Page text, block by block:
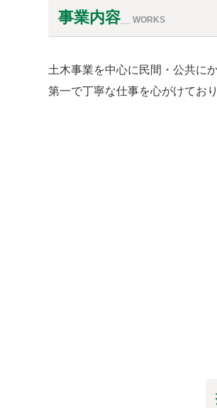
事業内容__ WORKS
土木事業を中心に民間・公共に
第一で丁寧な仕事を心がけてお